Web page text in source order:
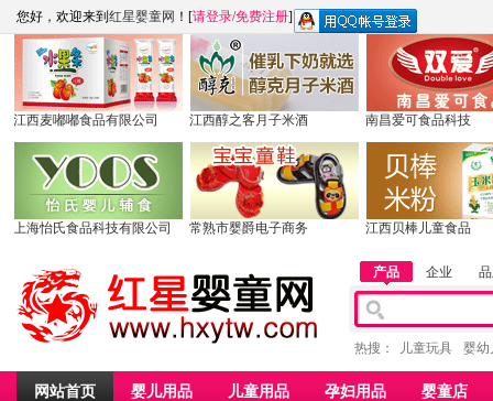
您好，欢迎来到 红星婴童网 ！[请登录/免费注册]
江西麦嘟嘟食品有限公司 江西醇之客月子米酒 南昌爱可食品科技
上海怡氏食品科技有限公司 常熟市婴爵电子商务 江西贝棒儿童食品
产品 企业
热搜： 儿童玩具 婴幼
网站首页 婴儿用品 儿童用品 孕妇用品 婴童店